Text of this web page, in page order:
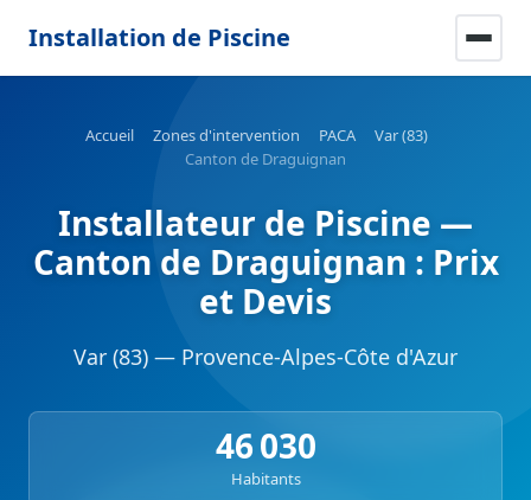
Installation de Piscine
Accueil Zones d'intervention PACA
Var (83)
Canton de Draguignan
Installateur de Piscine —
Canton de Draguignan : Prix
et Devis
Var (83) — Provence-Alpes-Côte d'Azur
46 030
Habitants